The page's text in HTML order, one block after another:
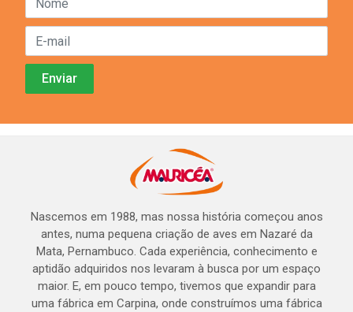
Nascemos em 1988, mas nossa história começou anos
antes, numa pequena criação de aves em Nazaré da
Mata, Pernambuco. Cada experiência, conhecimento e
aptidão adquiridos nos levaram à busca por um espaço
maior. E, em pouco tempo, tivemos que expandir para
uma fábrica em Carpina, onde construímos uma fábrica